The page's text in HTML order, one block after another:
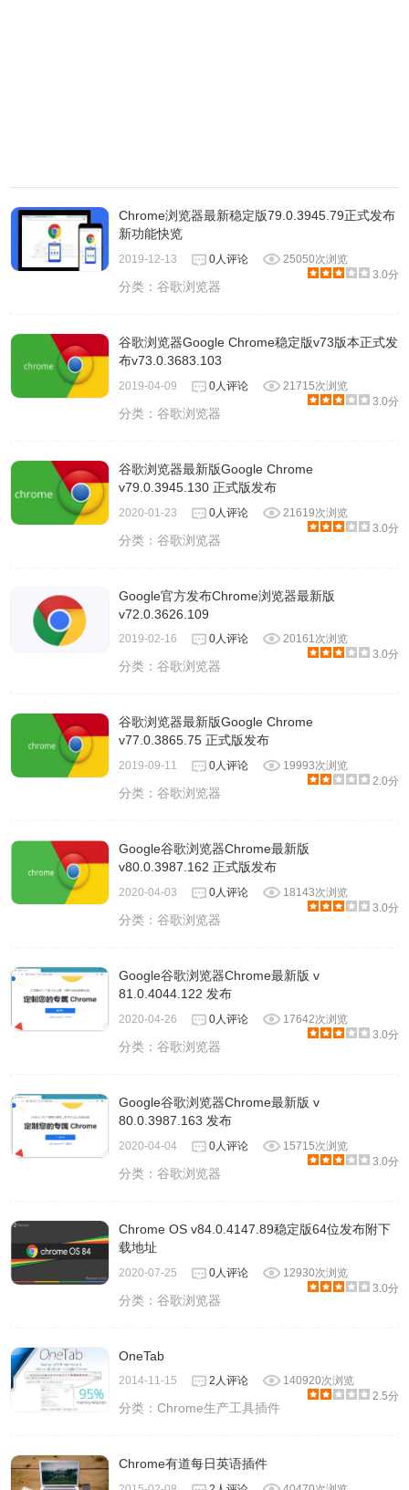
Chrome浏览器最新稳定版79.0.3945.79正式发布
新功能快览
2019-12-13 0人评论
25050次浏览
3.0分
分类：谷歌浏览器
谷歌浏览器Google Chrome稳定版v73版本正式发
布v73.0.3683.103
2019-04-09 0人评论
21715次浏览
3.0分
分类：谷歌浏览器
谷歌浏览器最新版Google Chrome
v79.0.3945.130 正式版发布
2020-01-23 0人评论
21619次浏览
3.0分
分类：谷歌浏览器
Google官方发布Chrome浏览器最新版
v72.0.3626.109
2019-02-16 0人评论
20161次浏览
3.0分
分类：谷歌浏览器
谷歌浏览器最新版Google Chrome
v77.0.3865.75 正式版发布
2019-09-11 0人评论
19993次浏览
2.0分
分类：谷歌浏览器
Google谷歌浏览器Chrome最新版
v80.0.3987.162 正式版发布
2020-04-03 0人评论
18143次浏览
3.0分
分类：谷歌浏览器
Google谷歌浏览器Chrome最新版 v
81.0.4044.122 发布
2020-04-26 0人评论
17642次浏览
3.0分
分类：谷歌浏览器
Google谷歌浏览器Chrome最新版 v
80.0.3987.163 发布
2020-04-04 0人评论
15715次浏览
3.0分
分类：谷歌浏览器
Chrome OS v84.0.4147.89稳定版64位发布附下
载地址
2020-07-25 0人评论
12930次浏览
3.0分
分类：谷歌浏览器
OneTab
2014-11-15 2人评论
140920次浏览
2.5分
分类：Chrome生产工具插件
Chrome有道每日英语插件